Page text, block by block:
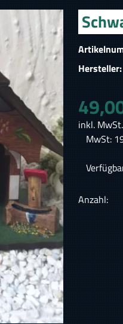
Hersteller:
inkl.
MwSt:
Anzahl: